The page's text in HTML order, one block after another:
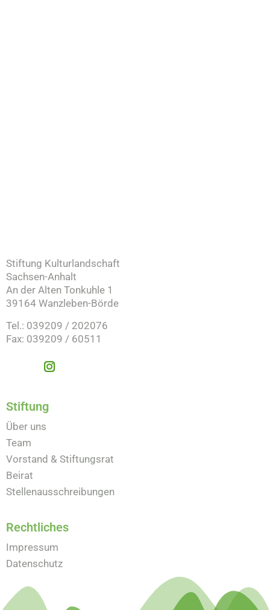
Stiftung Kulturlandschaft
Sachsen-Anhalt
An der Alten Tonkuhle 1
39164 Wanzleben-Börde
Tel.: 039209 / 202076
Fax: 039209 / 60511
Stiftung
Über uns
Team
Vorstand & Stiftungsrat
Beirat
Stellenausschreibungen
Rechtliches
Impressum
Datenschutz